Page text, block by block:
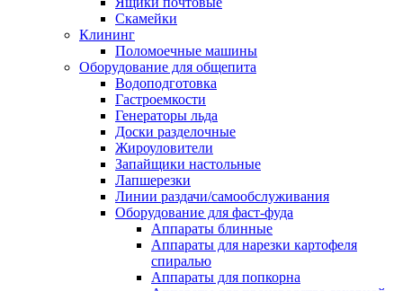
Скамейки
Клининг
Поломоечные машины
Оборудование для общепита
Водоподготовка
Гастроемкости
Генераторы льда
Доски разделочные
Жироуловители
Запайщики настольные
Лапшерезки
Линии раздачи/самообслуживания
Оборудование для фаст-фуда
Аппараты блинные
Аппараты для нарезки картофеля
спиралью
Аппараты для попкорна